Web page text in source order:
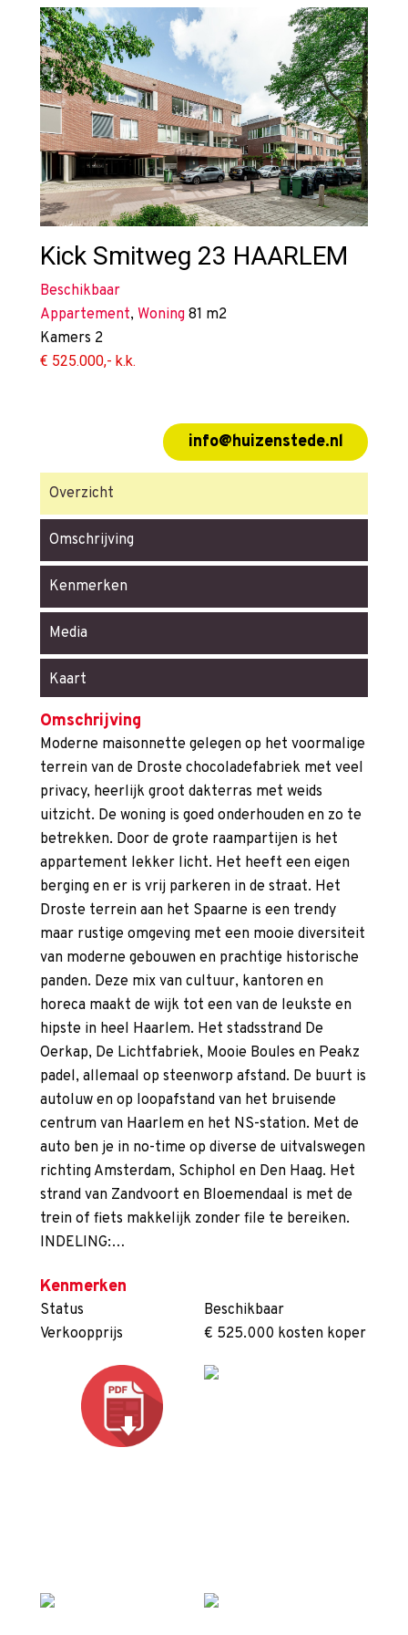
Kick Smitweg 23 HAARLEM
Beschikbaar
Appartement, Woning 81 m2
Kamers 2
€ 525.000,- k.k.
info@huizenstede.nl
Overzicht
Omschrijving
Kenmerken
Media
Kaart
Omschrijving
Moderne maisonnette gelegen op het voormalige
terrein van de Droste chocoladefabriek met veel
privacy, heerlijk groot dakterras met weids
uitzicht. De woning is goed onderhouden en zo te
betrekken. Door de grote raampartijen is het
appartement lekker licht. Het heeft een eigen
berging en er is vrij parkeren in de straat. Het
Droste terrein aan het Spaarne is een trendy
maar rustige omgeving met een mooie diversiteit
van moderne gebouwen en prachtige historische
panden. Deze mix van cultuur, kantoren en
horeca maakt de wijk tot een van de leukste en
hipste in heel Haarlem. Het stadsstrand De
Oerkap, De Lichtfabriek, Mooie Boules en Peakz
padel, allemaal op steenworp afstand. De buurt is
autoluw en op loopafstand van het bruisende
centrum van Haarlem en het NS-station. Met de
auto ben je in no-time op diverse de uitvalswegen
richting Amsterdam, Schiphol en Den Haag. Het
strand van Zandvoort en Bloemendaal is met de
trein of fiets makkelijk zonder file te bereiken.
INDELING:…
Kenmerken
Status
Beschikbaar
Verkoopprijs
€ 525.000 kosten koper